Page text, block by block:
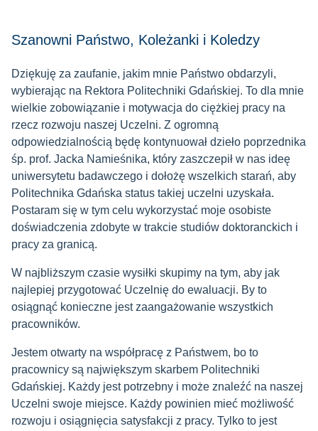
Szanowni Państwo, Koleżanki i Koledzy
Dziękuję za zaufanie, jakim mnie Państwo obdarzyli,
wybierając na Rektora Politechniki Gdańskiej. To dla mnie
wielkie zobowiązanie i motywacja do ciężkiej pracy na
rzecz rozwoju naszej Uczelni. Z ogromną
odpowiedzialnością będę kontynuował dzieło poprzednika
śp. prof. Jacka Namieśnika, który zaszczepił w nas ideę
uniwersytetu badawczego i dołożę wszelkich starań, aby
Politechnika Gdańska status takiej uczelni uzyskała.
Postaram się w tym celu wykorzystać moje osobiste
doświadczenia zdobyte w trakcie studiów doktoranckich i
pracy za granicą.
W najbliższym czasie wysiłki skupimy na tym, aby jak
najlepiej przygotować Uczelnię do ewaluacji. By to
osiągnąć konieczne jest zaangażowanie wszystkich
pracowników.
Jestem otwarty na współpracę z Państwem, bo to
pracownicy są największym skarbem Politechniki
Gdańskiej. Każdy jest potrzebny i może znaleźć na naszej
Uczelni swoje miejsce. Każdy powinien mieć możliwość
rozwoju i osiągnięcia satysfakcji z pracy. Tylko to jest